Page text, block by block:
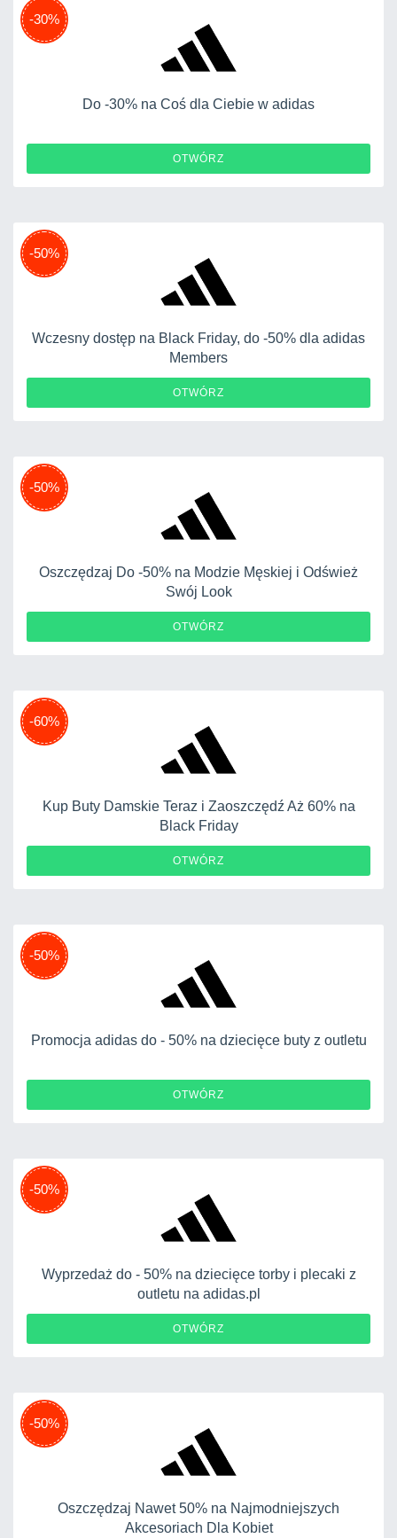
-30%
Do -30% na Coś dla Ciebie w adidas
OTWÓRZ
-50%
Wczesny dostęp na Black Friday, do -50% dla adidas
Members
OTWÓRZ
-50%
Oszczędzaj Do -50% na Modzie Męskiej i Odśwież
Swój Look
OTWÓRZ
-60%
Kup Buty Damskie Teraz i Zaoszczędź Aż 60% na
Black Friday
OTWÓRZ
-50%
Promocja adidas do - 50% na dziecięce buty z outletu
OTWÓRZ
-50%
Wyprzedaż do - 50% na dziecięce torby i plecaki z
outletu na adidas.pl
OTWÓRZ
-50%
Oszczędzaj Nawet 50% na Najmodniejszych
Akcesoriach Dla Kobiet